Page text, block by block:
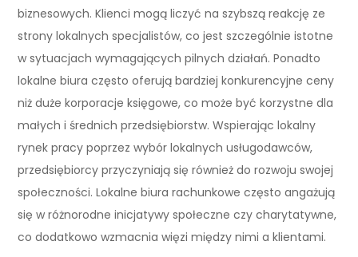
biznesowych. Klienci mogą liczyć na szybszą reakcję ze
strony lokalnych specjalistów, co jest szczególnie istotne
w sytuacjach wymagających pilnych działań. Ponadto
lokalne biura często oferują bardziej konkurencyjne ceny
niż duże korporacje księgowe, co może być korzystne dla
małych i średnich przedsiębiorstw. Wspierając lokalny
rynek pracy poprzez wybór lokalnych usługodawców,
przedsiębiorcy przyczyniają się również do rozwoju swojej
społeczności. Lokalne biura rachunkowe często angażują
się w różnorodne inicjatywy społeczne czy charytatywne,
co dodatkowo wzmacnia więzi między nimi a klientami.